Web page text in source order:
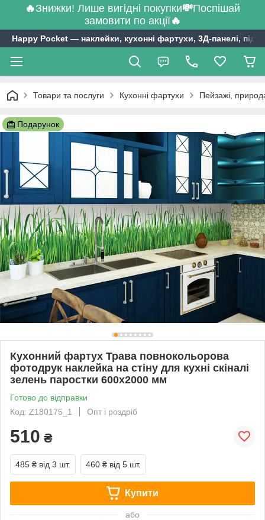
🔥Знижки! Лише вигідні покупки💸Поспішай
замовити по акції🔥
Happy Pocket ― наклейки, кухонні фартухи, 3Д-панелі,
Товари та послуги Кухонні фартухи Пейзажі,
Подарунок
Кухонний фартух Трава повнокольорова
фотодрук наклейка на стіну для кухні скіналі
зелень паростки 600х2000 мм
Готово до відправки
Код: Z180175_1
Опт і роздріб
510 ₴
485 ₴ від 3 шт. 460 ₴ від 5 шт.
Купити
або